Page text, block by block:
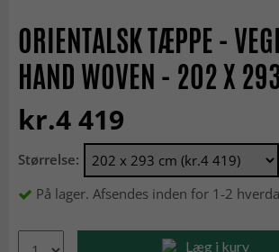
ORIENTALSK TÆPPE -
HAND WOVEN - 202 X
kr.4 419
Størrelse:
På lager. Afsendes inden for 1-2
Læg i kurv